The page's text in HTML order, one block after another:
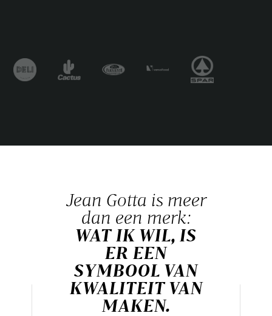
Jean Gotta is meer
dan een merk:
WAT IK WIL, IS
ER EEN
SYMBOOL VAN
KWALITEIT VAN
MAKEN.